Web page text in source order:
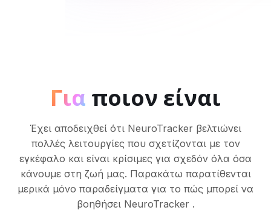
Για ποιον είναι
Έχει αποδειχθεί ότι NeuroTracker βελτιώνει
πολλές λειτουργίες που σχετίζονται με τον
εγκέφαλο και είναι κρίσιμες για σχεδόν όλα όσα
κάνουμε στη ζωή μας. Παρακάτω παρατίθενται
μερικά μόνο παραδείγματα για το πώς μπορεί να
βοηθήσει NeuroTracker .